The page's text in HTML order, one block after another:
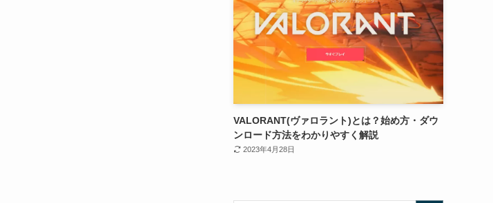
VALORANT(ヴァロラント)とは？始め方・ダウ
ンロード方法をわかりやすく解説
2023年4月28日